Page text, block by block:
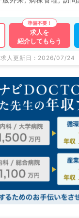
求人を
紹介してもらう
求人更新日 : 2026/07/24